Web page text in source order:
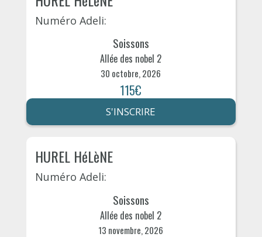
Numéro Adeli:
Soissons
Allée des nobel 2
30 octobre, 2026
115€
S'INSCRIRE
HUREL HéLèNE
Numéro Adeli:
Soissons
Allée des nobel 2
13 novembre, 2026